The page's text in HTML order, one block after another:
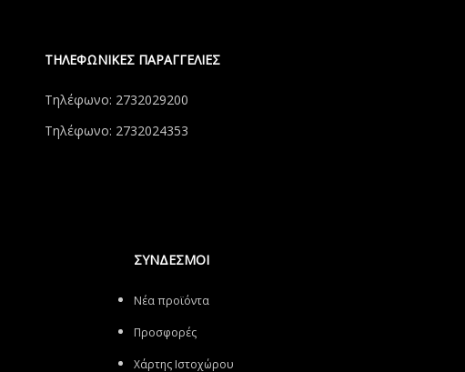
ΤΗΛΕΦΩΝΙΚΕΣ ΠΑΡΑΓΓΕΛΙΕΣ
Τηλέφωνο: 2732029200
Τηλέφωνο: 2732024353
ΣΥΝΔΕΣΜΟΙ
Νέα προϊόντα
Προσφορές
Χάρτης Ιστοχώρου